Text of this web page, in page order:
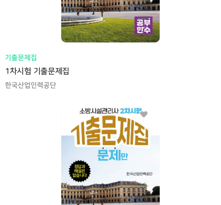
기출문제집
1차시험 기출문제집
한국산업인력공단